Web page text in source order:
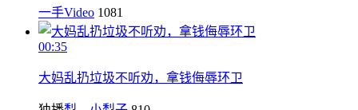
一手Video 1081
00:35
大妈乱扔垃圾不听劝，拿钱侮辱环卫